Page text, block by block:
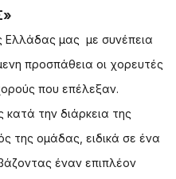
μας με συνέπεια
προσπάθεια οι χορευτές
που επέλεξαν.
την διάρκεια της
της ομάδας, ειδικά σε ένα
έναν επιπλέον